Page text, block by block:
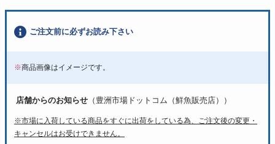
ご注文前に必ずお読み下さい
※商品画像はイメージです。
店舗からのお知らせ （豊洲市場ドットコム（鮮魚販売店））
※市場に入荷している商品をすぐに出荷をしている為、ご注文後の変更・
キャンセルはお受けできません。